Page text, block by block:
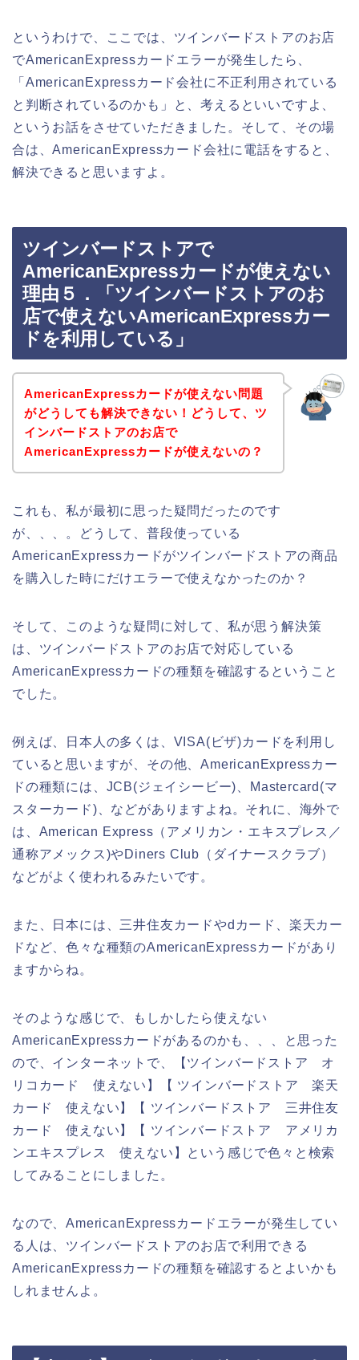
というわけで、ここでは、ツインバードストアのお店
でAmericanExpressカードエラーが発生したら、
「AmericanExpressカード会社に不正利用されている
と判断されているのかも」と、考えるといいですよ、
というお話をさせていただきました。そして、その場
合は、AmericanExpressカード会社に電話をすると、
解決できると思いますよ。
ツインバードストアで
AmericanExpressカードが使えない
理由５．「ツインバードストアのお
店で使えないAmericanExpressカー
ドを利用している」
AmericanExpressカードが使えない問題
がどうしても解決できない！どうして、ツ
インバードストアのお店で
AmericanExpressカードが使えないの？
これも、私が最初に思った疑問だったのです
が、、、。どうして、普段使っている
AmericanExpressカードがツインバードストアの商品
を購入した時にだけエラーで使えなかったのか？
そして、このような疑問に対して、私が思う解決策
は、ツインバードストアのお店で対応している
AmericanExpressカードの種類を確認するということ
でした。
例えば、日本人の多くは、VISA(ビザ)カードを利用し
ていると思いますが、その他、AmericanExpressカー
ドの種類には、JCB(ジェイシービー)、Mastercard(マ
スターカード)、などがありますよね。それに、海外で
は、American Express（アメリカン・エキスプレス／
通称アメックス)やDiners Club（ダイナースクラブ）
などがよく使われるみたいです。
また、日本には、三井住友カードやdカード、楽天カー
ドなど、色々な種類のAmericanExpressカードがあり
ますからね。
そのような感じで、もしかしたら使えない
AmericanExpressカードがあるのかも、、、と思った
ので、インターネットで、【ツインバードストア オ
リコカード 使えない】【 ツインバードストア 楽天
カード 使えない】【 ツインバードストア 三井住友
カード 使えない】【 ツインバードストア アメリカ
ンエキスプレス 使えない】という感じで色々と検索
してみることにしました。
なので、AmericanExpressカードエラーが発生してい
る人は、ツインバードストアのお店で利用できる
AmericanExpressカードの種類を確認するとよいかも
しれませんよ。